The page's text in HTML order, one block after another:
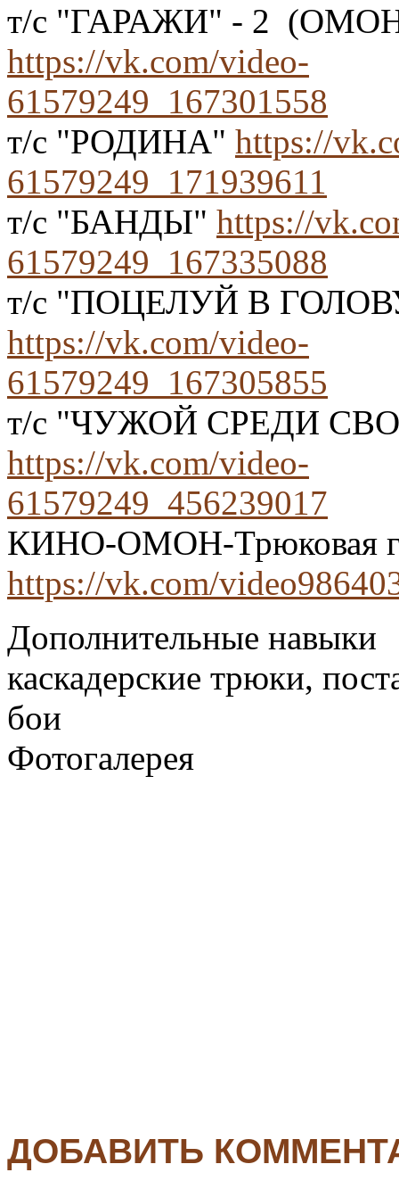
т/с "ГАРАЖИ" - 2
https://vk.com/video-
61579249_167301558
т/с "РОДИНА" https://
61579249_171939611
т/с "БАНДЫ" https://
61579249_167335088
т/с "ПОЦЕЛУЙ В
https://vk.com/video-
61579249_167305855
т/с "ЧУЖОЙ СРЕДИ
https://vk.com/video-
61579249_456239017
КИНО-ОМОН-Трюковая
https://vk.com/
Дополнительные навыки
каскадерские трюки,
бои
Фотогалерея
ДОБАВИТЬ